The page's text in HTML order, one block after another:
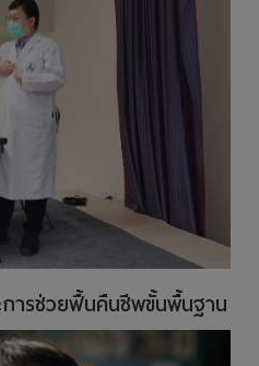
ารช่วยฟื้นคืนชีพขั้นพื้นฐาน